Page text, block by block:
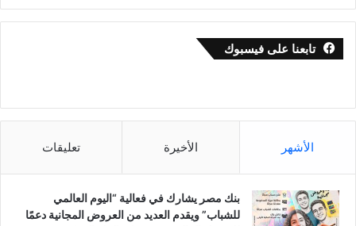
تابعنا على فيسبوك
الأشهر الأخيرة تعليقات
بنك مصر يشارك في فعالية “اليوم العالمي
للشباب” ويقدم العديد من العروض المجانية دعمًا